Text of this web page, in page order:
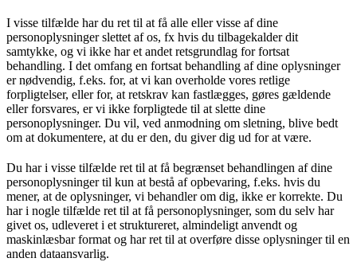
I visse tilfælde har du ret til at få alle eller visse af dine
personoplysninger slettet af os, fx hvis du tilbagekalder dit
samtykke, og vi ikke har et andet retsgrundlag for fortsat
behandling. I det omfang en fortsat behandling af dine oplysninger
er nødvendig, f.eks. for, at vi kan overholde vores retlige
forpligtelser, eller for, at retskrav kan fastlægges, gøres gældende
eller forsvares, er vi ikke forpligtede til at slette dine
personoplysninger. Du vil, ved anmodning om sletning, blive bedt
om at dokumentere, at du er den, du giver dig ud for at være.
Du har i visse tilfælde ret til at få begrænset behandlingen af dine
personoplysninger til kun at bestå af opbevaring, f.eks. hvis du
mener, at de oplysninger, vi behandler om dig, ikke er korrekte. Du
har i nogle tilfælde ret til at få personoplysninger, som du selv har
givet os, udleveret i et struktureret, almindeligt anvendt og
maskinlæsbar format og har ret til at overføre disse oplysninger til en
anden dataansvarlig.